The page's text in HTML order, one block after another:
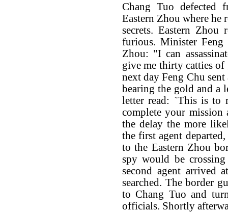
Chang Tuo defected
Eastern Zhou where he
secrets. Eastern Zhou
furious. Minister
Zhou: "I can
give me thirty catties
next day Feng Chu
bearing the gold and a
letter read: `This is to
complete your mission
the delay the more
the first agent
to the Eastern Zhou
spy would be
second agent arrived
searched. The border
to Chang Tuo and
officials. Shortly